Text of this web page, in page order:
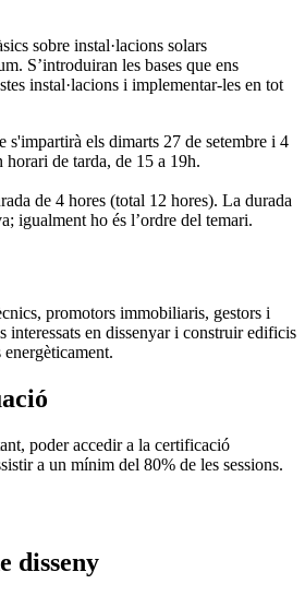
sobre instal·lacions solars
S’introduiran les bases que ens
instal·lacions i implementar-les en tot
s'impartirà els dimarts 27 de setembre i 4
de tarda, de 15 a 19h.
de 4 hores (total 12 hores). La durada
igualment ho és l’ordre del temari.
promotors immobiliaris, gestors i
interessats en dissenyar i construir edificis
poder accedir a la certificació
a un mínim del 80% de les sessions.
disseny